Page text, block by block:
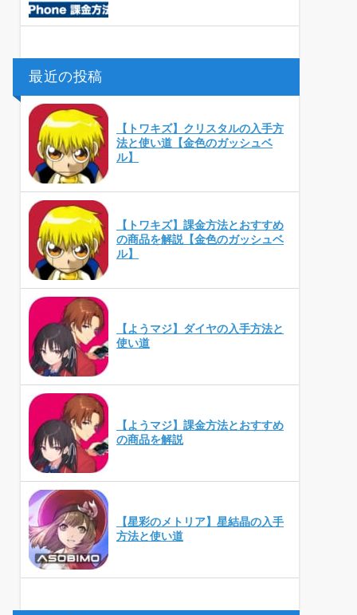
最近の投稿
【トワキズ】クリスタルの入手方
法と使い道【金色のガッシュベ
ル】
【トワキズ】課金方法とおすすめ
の商品を解説【金色のガッシュベ
ル】
【ようマジ】ダイヤの入手方法と
使い道
【ようマジ】課金方法とおすすめ
の商品を解説
【星彩のメトリア】星結晶の入手
方法と使い道